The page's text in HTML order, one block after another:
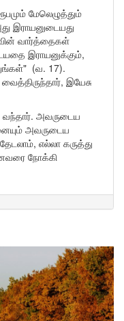
மேலெழுத்தும்
இராயனுடையது
வார்த்தைகள்
இராயனுக்கும்,
(வ. 17).
இயேசு
வந்தார். அவருடைய
அவருடைய
எல்லா கருத்து
நோக்கி